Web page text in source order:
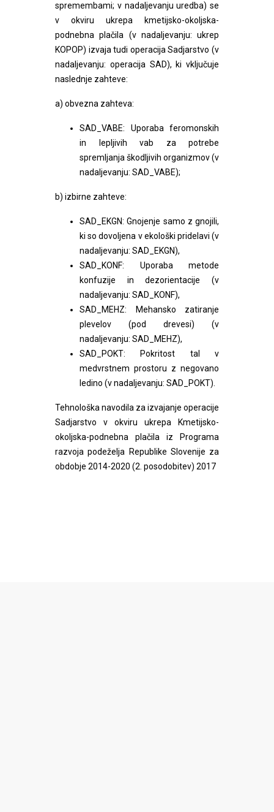
spremembami; v nadaljevanju uredba) se
v okviru ukrepa kmetijsko-okoljska-
podnebna plačila (v nadaljevanju: ukrep
KOPOP) izvaja tudi operacija Sadjarstvo (v
nadaljevanju: operacija SAD), ki vključuje
naslednje zahteve:
a) obvezna zahteva:
SAD_VABE: Uporaba feromonskih
in lepljivih vab za potrebe
spremljanja škodljivih organizmov (v
nadaljevanju: SAD_VABE);
b) izbirne zahteve:
SAD_EKGN: Gnojenje samo z gnojili,
ki so dovoljena v ekološki pridelavi (v
nadaljevanju: SAD_EKGN),
SAD_KONF: Uporaba metode
konfuzije in dezorientacije (v
nadaljevanju: SAD_KONF),
SAD_MEHZ: Mehansko zatiranje
plevelov (pod drevesi) (v
nadaljevanju: SAD_MEHZ),
SAD_POKT: Pokritost tal v
medvrstnem prostoru z negovano
ledino (v nadaljevanju: SAD_POKT).
Tehnološka navodila za izvajanje operacije
Sadjarstvo v okviru ukrepa Kmetijsko-
okoljska-podnebna plačila iz Programa
razvoja podeželja Republike Slovenije za
obdobje 2014-2020 (2. posodobitev) 2017